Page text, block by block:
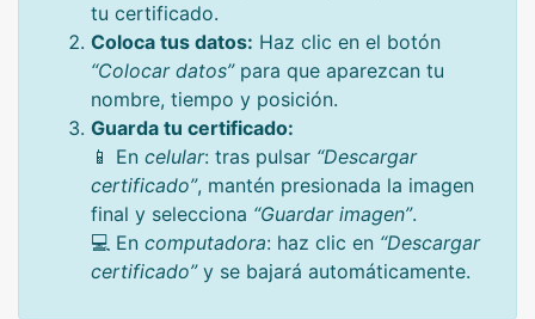
tu certificado.
Coloca tus datos: Haz clic en el botón
“Colocar datos”para que aparezcan tu
nombre, tiempo y posición.
Guarda tu certificado:
📱 En celular: tras pulsar “Descargar
certificado”, mantén presionada la imagen
final y selecciona “Guardar imagen”.
💻 En computadora: haz clic en “Descargar
certificado”y se bajará automáticamente.